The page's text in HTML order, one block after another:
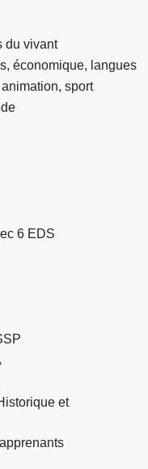
du vivant
économique, langues
sport
6 EDS
et